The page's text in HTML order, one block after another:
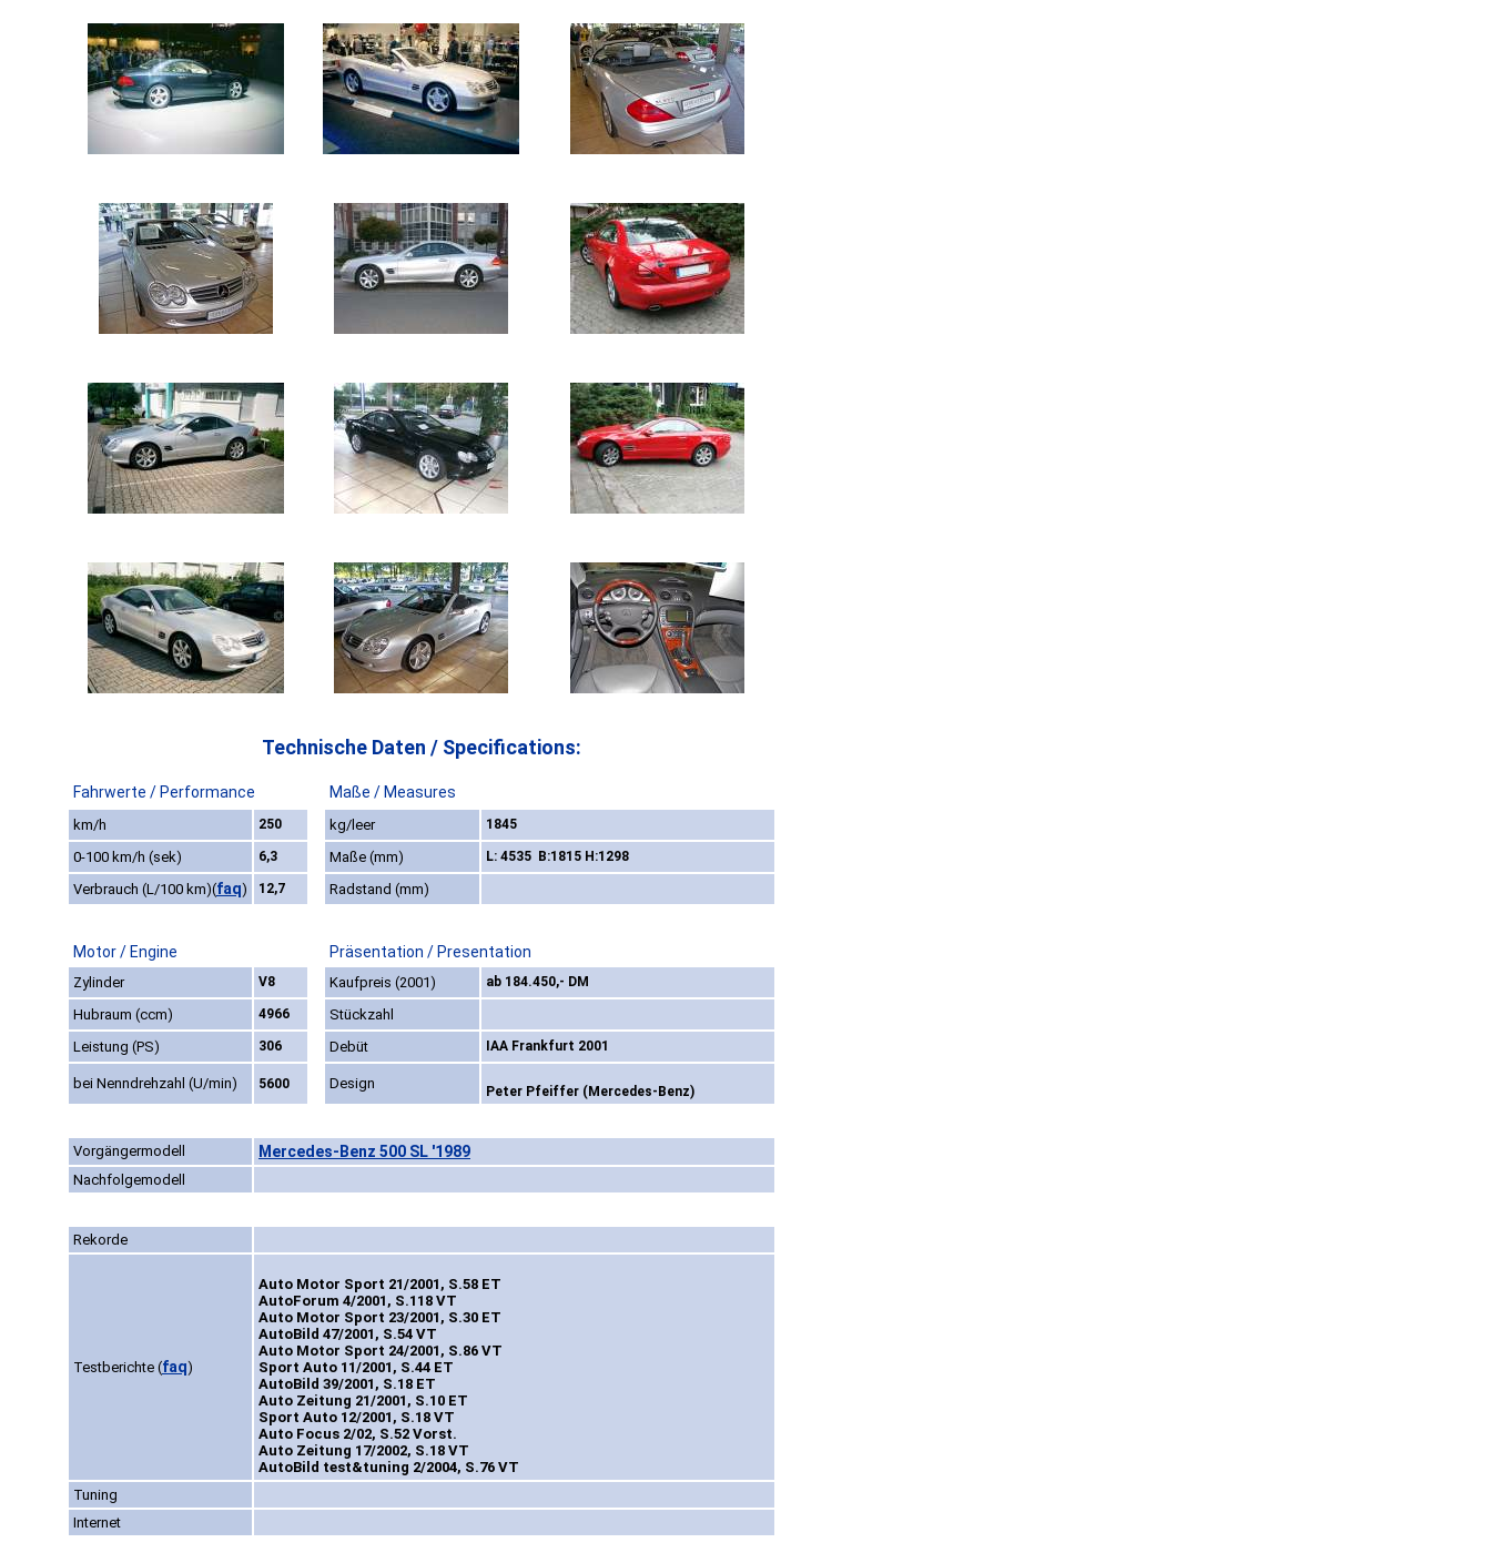
Technische Daten / Specifications:
Fahrwerte / Performance Maße / Measures
km/h 250 kg/leer 1845
0-100 km/h (sek) 6,3 Maße (mm) L: 4535 B:1815 H:1298
Verbrauch (L/100 km)(faq) 12,7 Radstand (mm)
Motor / Engine Präsentation / Presentation
Zylinder V8 Kaufpreis (2001) ab 184.450,- DM
Hubraum (ccm) 4966
Stückzahl
Leistung (PS)
306 Debüt IAA Frankfurt 2001
bei Nenndrehzahl (U/min) 5600 Design Peter Pfeiffer (Mercedes-Benz)
Vorgängermodell Mercedes-Benz 500 SL '1989
Nachfolgemodell
Rekorde
Testberichte (faq)
Auto Motor Sport 21/2001, S.58 ET
AutoForum 4/2001, S.118 VT
Auto Motor Sport 23/2001, S.30 ET
AutoBild 47/2001, S.54 VT
Auto Motor Sport 24/2001, S.86 VT
Sport Auto 11/2001, S.44 ET
AutoBild 39/2001, S.18 ET
Auto Zeitung 21/2001, S.10 ET
Sport Auto 12/2001, S.18 VT
Auto Focus 2/02, S.52 Vorst.
Auto Zeitung 17/2002, S.18 VT
AutoBild test&tuning 2/2004, S.76 VT
Tuning
Internet